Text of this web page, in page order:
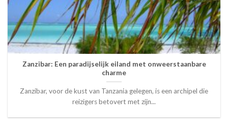
Zanzibar: Een paradijselijk eiland met onweerstaanbare
charme
Zanzibar, voor de kust van Tanzania gelegen, is een archipel die
reizigers betovert met zijn...